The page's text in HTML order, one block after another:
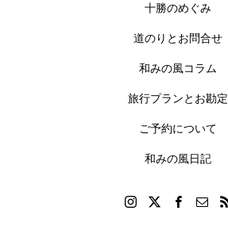
十勝のめぐみ
道のりとお問合せ
和みの風コラム
旅行プランとお勘定
ご予約について
和みの風日記